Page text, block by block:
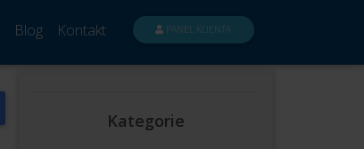
Blog Kontakt PANEL KLIENTA
Kategorie